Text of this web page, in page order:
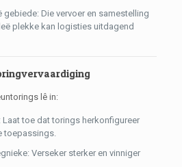
gebiede: Die vervoer en samestelling
plekke kan logisties uitdagend
lê in:
toe dat torings herkonfigureer
toepassings.
Verseker sterker en vinniger